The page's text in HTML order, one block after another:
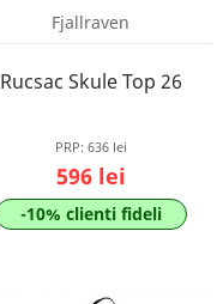
Fjallraven
Rucsac Skule Top 26
PRP: 636 lei
596 lei
-10% clienti fideli